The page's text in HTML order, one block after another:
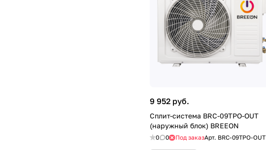
9 952 руб.
Сплит-система BRC-09TPO-OUT
(наружный блок) BREEON
0 0 Под заказАрт. BRC-09TPO-OUT